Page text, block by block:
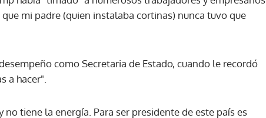
mi padre (quien instalaba cortinas) nunca tuvo que
como Secretaria de Estado, cuando le recordó
a hacer".
tiene la energía. Para ser presidente de este país es